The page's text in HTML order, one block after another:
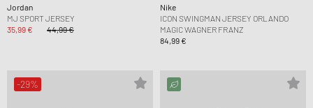
Jordan
MJ SPORT JERSEY
35,99 €
44,99 €
Nike
ICON SWINGMAN JERSEY ORLANDO
MAGIC WAGNER FRANZ
84,99 €
-29%